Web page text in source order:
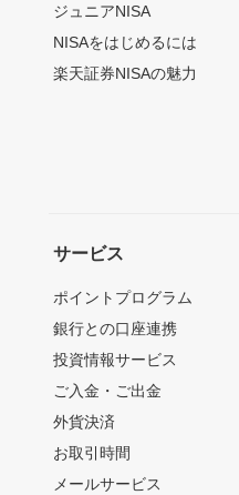
ジュニアNISA
NISAをはじめるには
楽天証券NISAの魅力
サービス
ポイントプログラム
銀行との口座連携
投資情報サービス
ご入金・ご出金
外貨決済
お取引時間
メールサービス